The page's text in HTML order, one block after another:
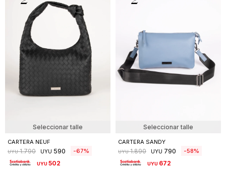
Seleccionar talle
CARTERA NEUF
UYU 1.790 UYU 590 67
UYU502
Seleccionar talle
CARTERA SANDY
UYU 1.890 UYU 790 58
UYU 672